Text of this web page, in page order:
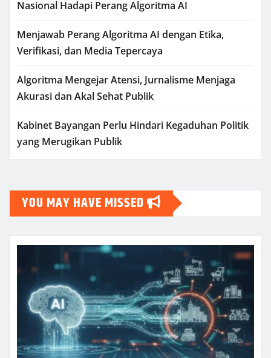
Nasional Hadapi Perang Algoritma AI
Menjawab Perang Algoritma AI dengan Etika,
Verifikasi, dan Media Tepercaya
Algoritma Mengejar Atensi, Jurnalisme Menjaga
Akurasi dan Akal Sehat Publik
Kabinet Bayangan Perlu Hindari Kegaduhan Politik
yang Merugikan Publik
YOU MAY HAVE MISSED